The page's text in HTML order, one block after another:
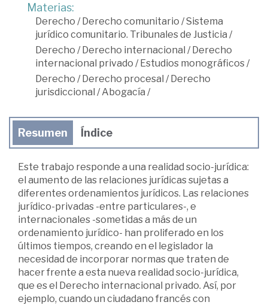
Materias:
Derecho /Derecho comunitario /Sistema
jurídico comunitario. Tribunales de Justicia /
Derecho /Derecho internacional /Derecho
internacional privado /Estudios monográficos /
Derecho /Derecho procesal /Derecho
jurisdiccional /Abogacía /
Resumen Índice
Este trabajo responde a una realidad socio-jurídica:
el aumento de las relaciones jurídicas sujetas a
diferentes ordenamientos jurídicos. Las relaciones
jurídico-privadas -entre particulares-, e
internacionales -sometidas a más de un
ordenamiento jurídico- han proliferado en los
últimos tiempos, creando en el legislador la
necesidad de incorporar normas que traten de
hacer frente a esta nueva realidad socio-jurídica,
que es el Derecho internacional privado. Así, por
ejemplo, cuando un ciudadano francés con